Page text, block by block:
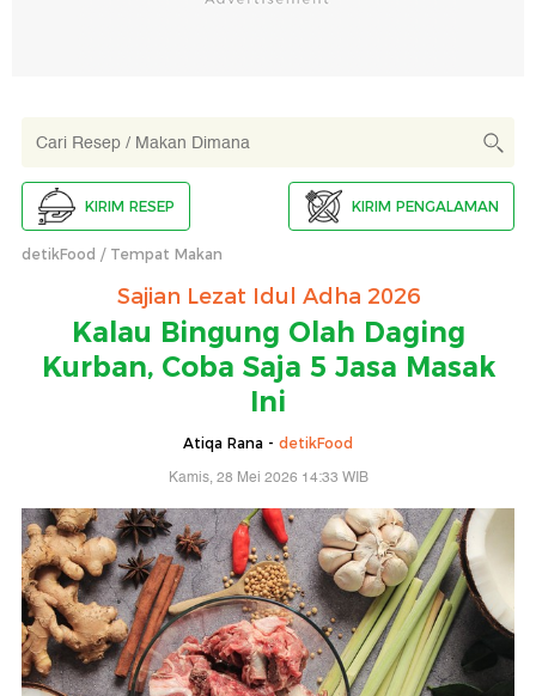
KIRIM RESEP KIRIM PENGALAMAN
detikFood Tempat Makan
Sajian Lezat Idul Adha 2026
Kalau Bingung Olah Daging
Kurban, Coba Saja 5 Jasa Masak
Ini
Atiqa Rana - detikFood
Kamis, 28 Mei 2026 14:33 WIB